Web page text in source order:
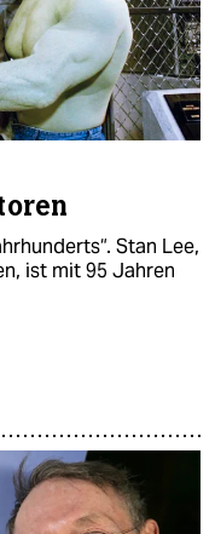
Stan Lee,
ist mit 95 Jahren